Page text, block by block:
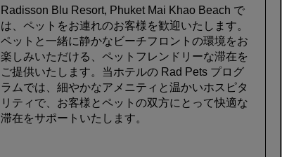
Radisson Blu Resort, Phuket Mai Khao Beach で
は、ペットをお連れのお客様を歓迎いたします。
ペットと一緒に静かなビーチフロントの環境をお
楽しみいただける、ペットフレンドリーな滞在を
ご提供いたします。当ホテルの Rad Pets プログ
ラムでは、細やかなアメニティと温かいホスピタ
リティで、お客様とペットの双方にとって快適な
滞在をサポートいたします。